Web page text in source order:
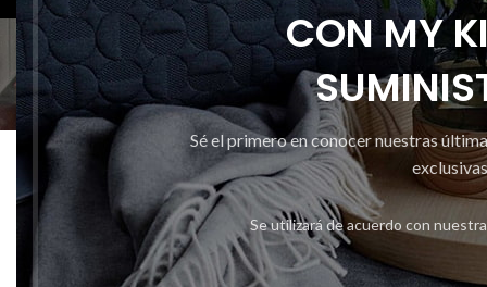
CON MY
Sé el primero en conocer nuestras
Se utilizará de acuerdo con nuestra
Contenedor Basura
Publicado por
Activado 4